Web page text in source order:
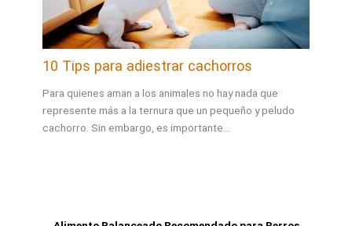
10 Tips para adiestrar cachorros
Para quienes aman a los animales no hay nada que
represente más a la ternura que un pequeño y peludo
cachorro. Sin embargo, es importante…